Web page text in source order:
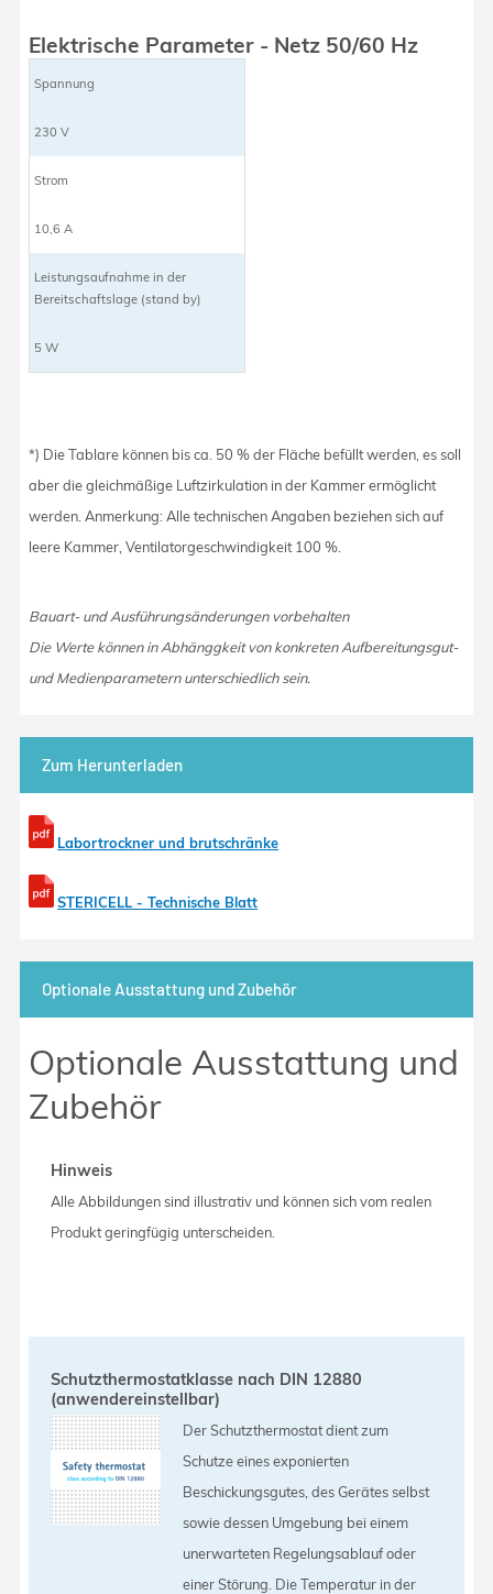
Elektrische Parameter - Netz 50/60 Hz
Spannung
230 V
Strom
10,6 A
Leistungsaufnahme in der
Bereitschaftslage (stand by)
5 W
*) Die Tablare können bis ca. 50 % der Fläche befüllt werden, es soll
aber die gleichmäßige Luftzirkulation in der Kammer ermöglicht
werden. Anmerkung: Alle technischen Angaben beziehen sich auf
leere Kammer, Ventilatorgeschwindigkeit 100 %.
Bauart- und Ausführungsänderungen vorbehalten
Die Werte können in Abhänggkeit von konkreten Aufbereitungsgut-
und Medienparametern unterschiedlich sein.
Zum Herunterladen
Labortrockner und brutschränke
STERICELL - Technische Blatt
Optionale Ausstattung und Zubehör
Optionale Ausstattung und
Zubehör
Hinweis
Alle Abbildungen sind illustrativ und können sich vom realen
Produkt geringfügig unterscheiden.
Schutzthermostatklasse nach DIN 12880
(anwendereinstellbar)
Der Schutzthermostat dient zum
Schutze eines exponierten
Beschickungsgutes, des Gerätes selbst
sowie dessen Umgebung bei einem
unerwarteten Regelungsablauf oder
einer Störung. Die Temperatur in der